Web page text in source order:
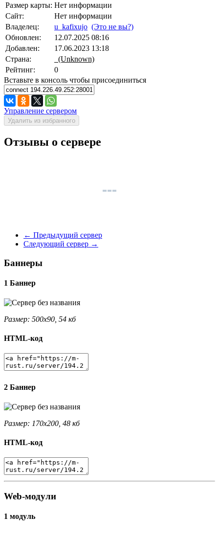
Размер карты: Нет информации
Сайт:
Нет информации
Владелец:
u_kafixujo (Это не вы?)
Обновлен:
12.07.2025 08:16
Добавлен:
17.06.2023 13:18
Страна:
(Unknown)
Рейтинг:
0
Вставьте в консоль чтобы присоединиться
Управление сервером
Удалить из избранного
Отзывы о сервере
← Предыдущий сервер
Следующий сервер →
Баннеры
1 Баннер
Размер: 500x90, 54 кб
HTML-код
2 Баннер
Размер: 170x200, 48 кб
HTML-код
Web-модули
1 модуль